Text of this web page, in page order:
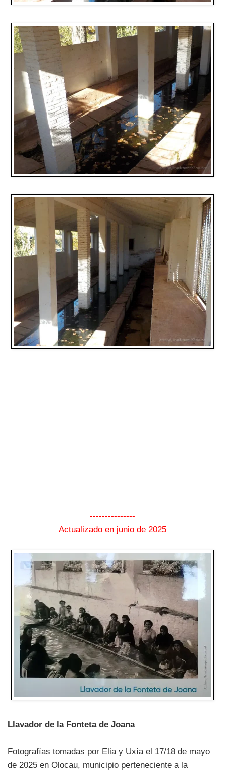
---------------
Actualizado en junio de 2025
Llavador de la Fonteta de Joana
Fotografías tomadas por Elia y Uxía el 17/18 de mayo
de 2025 en Olocau, municipio perteneciente a la